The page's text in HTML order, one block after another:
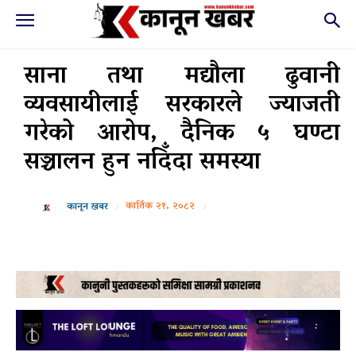
साना तथा मद्यौला ढुवानी
व्यवसायीलाई सरकारले ज्याजती
गरेको आरोप, दैनिक ५ घण्टा
सञ्चालन हुन नदिँदा समस्या
कानून खबर कार्तिक २१, २०८२